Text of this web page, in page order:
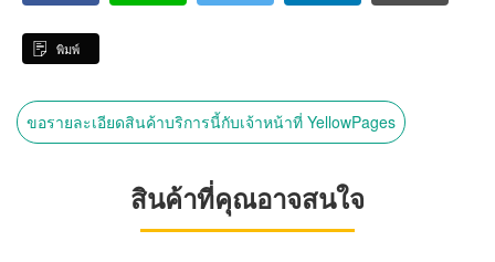
พิมพ์
ขอรายละเอียดสินค้าบริการนี้กับเจ้าหน้าที่ YellowPages
สินค้าที่คุณอาจสนใจ